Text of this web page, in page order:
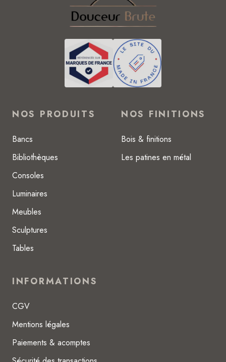
NOS PRODUITS
Bancs
Bibliothèques
Consoles
Luminaires
Meubles
Sculptures
Tables
NOS FINITIONS
Bois & finitions
Les patines en métal
INFORMATIONS
CGV
Mentions légales
Paiements & acomptes